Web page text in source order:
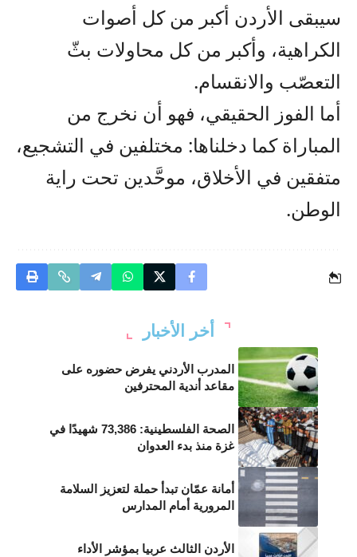
سيبقى الأردن أكبر من كل أصوات
الكراهية، وأكبر من كل محاولات بثّ
التعصّب والانقسام.
أما الفوز الحقيقي، فهو أن نخرج من
المباراة كما دخلناها: مختلفين في التشجيع،
متفقين في الأخلاق، موحَّدين تحت راية
الوطن.
أخر الأخبار
المدرب الأردني يفرض حضوره على
مقاعد أندية المحترفين
الصحة الفلسطينية: 73,386 شهيدًا في
غزة منذ بدء العدوان
أمانة عمّان تبدأ حملة لتعزيز السلامة
المرورية أمام المدارس
الأردن الثالث عربيا بمؤشر الأداء